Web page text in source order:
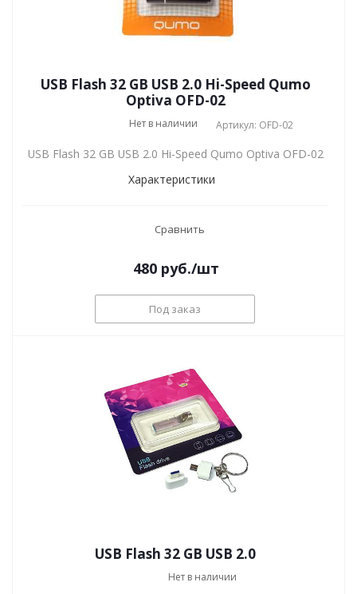
USB Flash 32 GB USB 2.0 Hi-Speed Qumo
Optiva OFD-02
Нет в наличии Артикул: OFD-02
USB Flash 32 GB USB 2.0 Hi-Speed Qumo Optiva OFD-02
Характеристики
Сравнить
480руб./шт
Под заказ
USB Flash 32 GB USB 2.0
Нет в наличии